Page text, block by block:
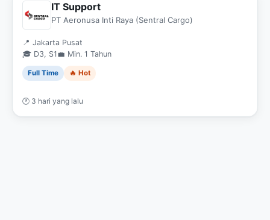
IT Support
PT Aeronusa Inti Raya (Sentral Cargo)
📍 Jakarta Pusat
🎓 D3, S1 💼 Min. 1 Tahun
Full Time 🔥 Hot
🕐 3 hari yang lalu